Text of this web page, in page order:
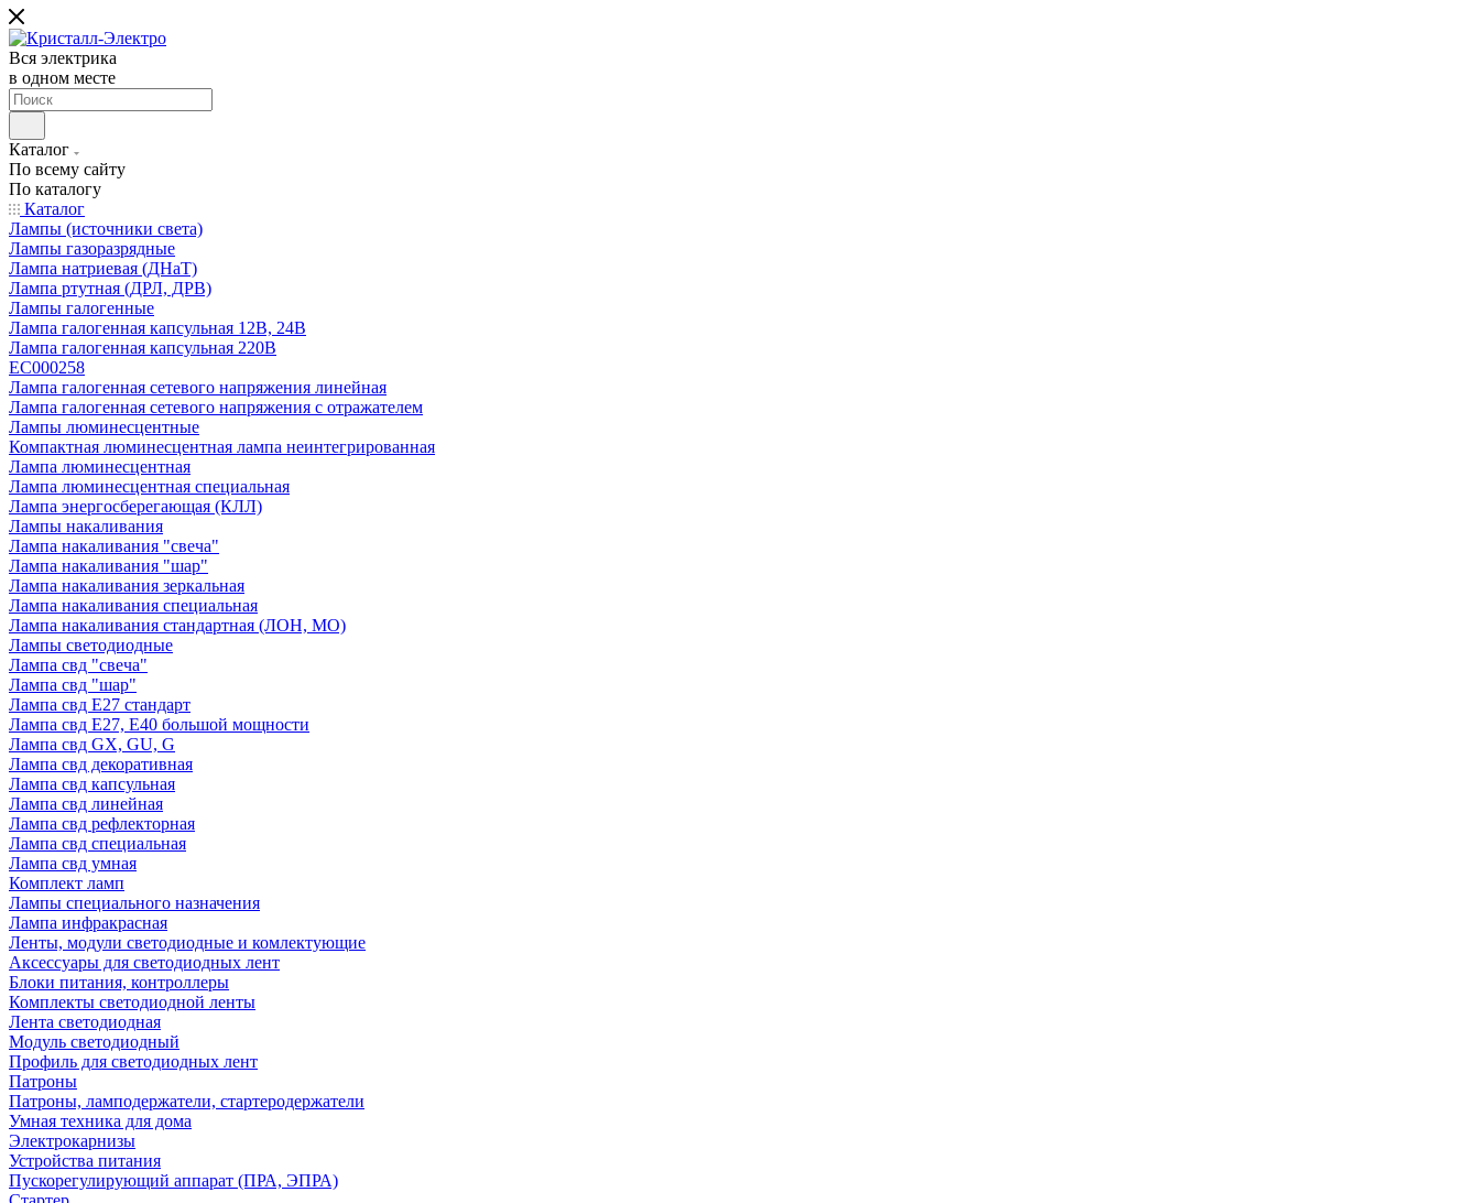
Вся электрика
в одном месте
Каталог
По всему сайту
По каталогу
Каталог
Лампы (источники света)
Лампы газоразрядные
Лампа натриевая (ДНаТ)
Лампа ртутная (ДРЛ, ДРВ)
Лампы галогенные
Лампа галогенная капсульная 12В, 24В
Лампа галогенная капсульная 220В
EC000258
Лампа галогенная сетевого напряжения линейная
Лампа галогенная сетевого напряжения с отражателем
Лампы люминесцентные
Компактная люминесцентная лампа неинтегрированная
Лампа люминесцентная
Лампа люминесцентная специальная
Лампа энергосберегающая (КЛЛ)
Лампы накаливания
Лампа накаливания "свеча"
Лампа накаливания "шар"
Лампа накаливания зеркальная
Лампа накаливания специальная
Лампа накаливания стандартная (ЛОН, МО)
Лампы светодиодные
Лампа свд "свеча"
Лампа свд "шар"
Лампа свд E27 стандарт
Лампа свд E27, Е40 большой мощности
Лампа свд GX, GU, G
Лампа свд декоративная
Лампа свд капсульная
Лампа свд линейная
Лампа свд рефлекторная
Лампа свд специальная
Лампа свд умная
Комплект ламп
Лампы специального назначения
Лампа инфракрасная
Ленты, модули светодиодные и комлектующие
Аксессуары для светодиодных лент
Блоки питания, контроллеры
Комплекты светодиодной ленты
Лента светодиодная
Модуль светодиодный
Профиль для светодиодных лент
Патроны
Патроны, ламподержатели, стартеродержатели
Умная техника для дома
Электрокарнизы
Устройства питания
Пускорегулирующий аппарат (ПРА, ЭПРА)